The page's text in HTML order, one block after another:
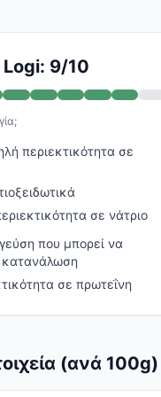
9/10
περιεκτικότητα σε
σε νάτριο
που μπορεί να
κατανάλωση
σε πρωτεΐνη
(ανά 100g)